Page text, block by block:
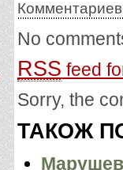
No
RSS feed
Sorry, the
ТАКОЖ